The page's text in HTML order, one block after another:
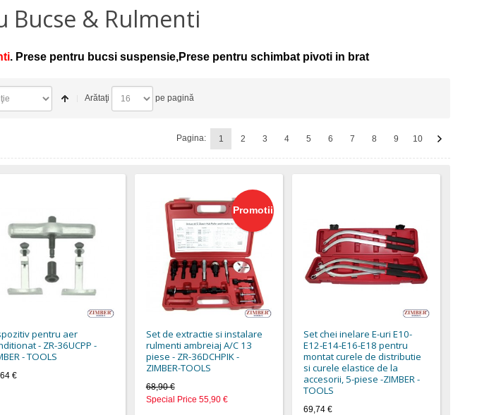
Bucse & Rulmenti
. Prese pentru bucsi suspensie,Prese pentru schimbat pivoti in brat
Arătaţi pe pagină
Pagina: 1 2 3 4 5 6 7 8 9 10
pentru aer
- ZR-36UCPP -
- TOOLS
€
Promotii
Set de extractie si instalare
rulmenti ambreiaj A/C 13
piese - ZR-36DCHPIK -
ZIMBER-TOOLS
68,90 €
Special Price 55,90 €
Set chei inelare E-uri E10-
E12-E14-E16-E18 pentru
montat curele de distributie
si curele elastice de la
accesorii, 5-piese -ZIMBER -
TOOLS
69,74 €